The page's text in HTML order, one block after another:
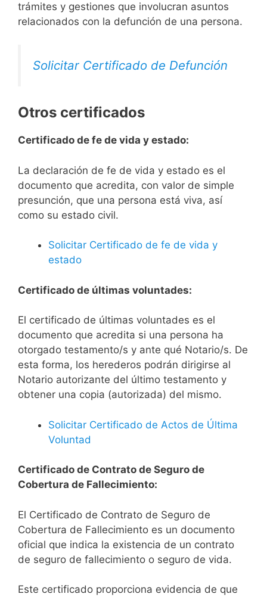
trámites y gestiones que involucran asuntos
relacionados con la defunción de una persona.
Solicitar Certificado de Defunción
Otros certificados
Certificado de fe de vida y estado:
La declaración de fe de vida y estado es el
documento que acredita, con valor de simple
presunción, que una persona está viva, así
como su estado civil.
Solicitar Certificado de fe de vida y
estado
Certificado de últimas voluntades:
El certificado de últimas voluntades es el
documento que acredita si una persona ha
otorgado testamento/s y ante qué Notario/s. De
esta forma, los herederos podrán dirigirse al
Notario autorizante del último testamento y
obtener una copia (autorizada) del mismo.
Solicitar Certificado de Actos de Última
Voluntad
Certificado de Contrato de Seguro de
Cobertura de Fallecimiento:
El Certificado de Contrato de Seguro de
Cobertura de Fallecimiento es un documento
oficial que indica la existencia de un contrato
de seguro de fallecimiento o seguro de vida.
Este certificado proporciona evidencia de que